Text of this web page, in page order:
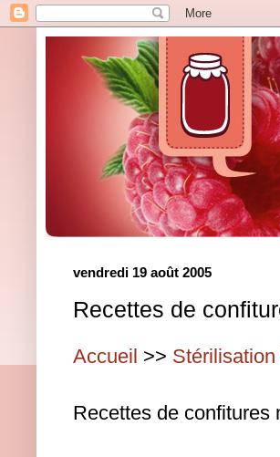
vendredi 19 août 2005
Recettes de
Accueil >>
Recettes de confitures